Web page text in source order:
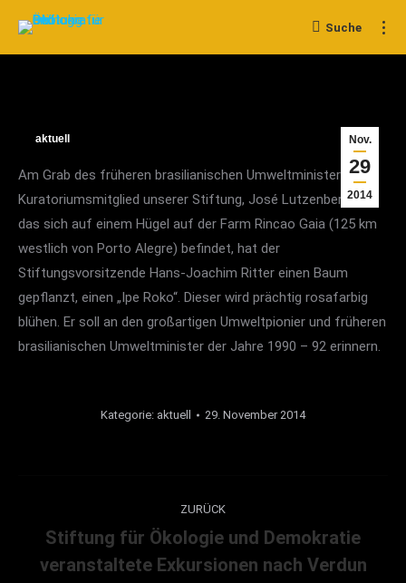
Search:
Suche
Nov.
29
2014
aktuell
Am Grab des früheren brasilianischen Umweltministers und
Kuratoriumsmitglied unserer Stiftung, José Lutzenberger,
das sich auf einem Hügel auf der Farm Rincao Gaia (125 km
westlich von Porto Alegre) befindet, hat der
Stiftungsvorsitzende Hans-Joachim Ritter einen Baum
gepflanzt, einen „Ipe Roko“. Dieser wird prächtig rosafarbig
blühen. Er soll an den großartigen Umweltpionier und früheren
brasilianischen Umweltminister der Jahre 1990 – 92 erinnern.
Kategorie: aktuell 29. November 2014
Kommentarnavigation
ZURÜCK
Vorheriger
Beitrag:
Stiftung für Ökologie und Demokratie
veranstaltete Exkursionen nach Verdun